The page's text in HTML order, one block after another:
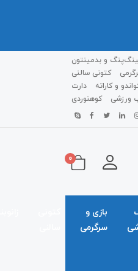
و بدمينتون
کتونی سالنی
و کاراته
دارت
ورزشی کوهنوردی
0
بازی و
سرگرمی